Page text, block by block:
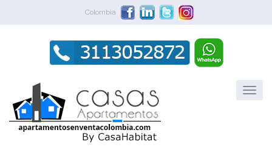
Colombia